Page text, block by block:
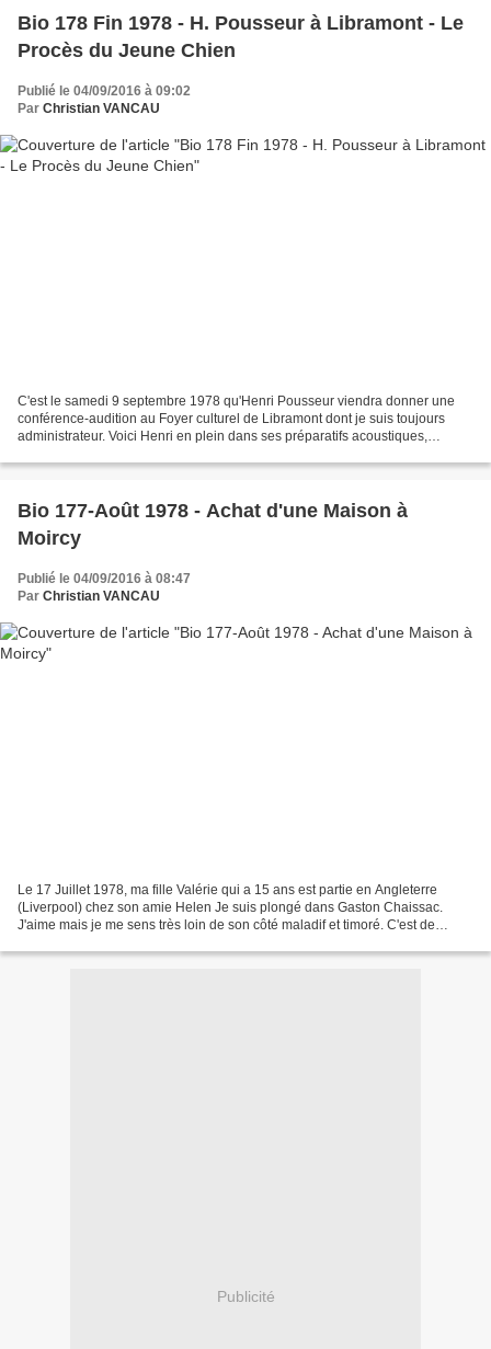
Bio 178 Fin 1978 - H. Pousseur à Libramont - Le
Procès du Jeune Chien
Publié le 04/09/2016 à 09:02
Par Christian VANCAU
C'est le samedi 9 septembre 1978 qu'Henri Pousseur viendra donner une
conférence-audition au Foyer culturel de Libramont dont je suis toujours
administrateur. Voici Henri en plein dans ses préparatifs acoustiques,
Bio 177-Août 1978 - Achat d'une Maison à
Moircy
Publié le 04/09/2016 à 08:47
Par Christian VANCAU
Le 17 Juillet 1978, ma fille Valérie qui a 15 ans est partie en Angleterre
(Liverpool) chez son amie Helen Je suis plongé dans Gaston Chaissac.
J'aime mais je me sens très loin de son côté maladif et timoré. C'est de
Publicité